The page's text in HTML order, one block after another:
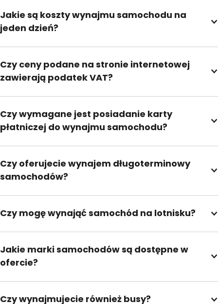
Jakie są koszty wynajmu samochodu na
jeden dzień?
Czy ceny podane na stronie internetowej
zawierają podatek VAT?
Czy wymagane jest posiadanie karty
płatniczej do wynajmu samochodu?
Czy oferujecie wynajem długoterminowy
samochodów?
Czy mogę wynająć samochód na lotnisku?
Jakie marki samochodów są dostępne w
ofercie?
Czy wynajmujecie również busy?